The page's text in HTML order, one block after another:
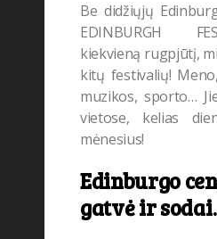
Be didžiųjų
EDINBURGH
kiekvieną rugpjūtį,
kitų festivalių!
muzikos, sporto…
vietose, kelias
mėnesius!
Edinburgo
gatvė ir sodai.